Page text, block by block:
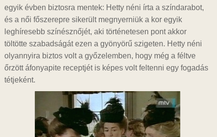
egyik évben biztosra mentek: Hetty néni írta a színdarabot,
és a női főszerepre sikerült megnyerniük a kor egyik
leghíresebb színésznőjét, aki történetesen pont akkor
töltötte szabadságát ezen a gyönyörű szigeten. Hetty néni
olyannyira biztos volt a győzelemben, hogy még a féltve
őrzött áfonyapite receptjét is képes volt feltenni egy fogadás
tétjeként.